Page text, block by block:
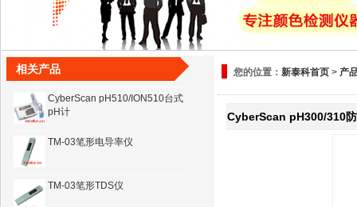
相关产品
pH Testr30测试笔
pH Testr10BNC
CyberScan pH510/ION510台式
pH计
TM-03笔形电导率仪
TM-03笔形TDS仪
您的位置： 新泰科首页 > 产
CyberScan pH300/310